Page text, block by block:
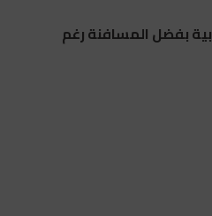
بفضل المسافنة رغم